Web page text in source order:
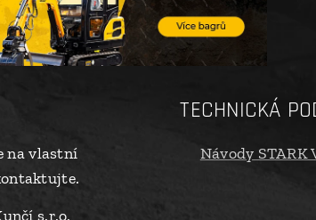
na vlastní
s.r.o.
TECHNICKÁ
Návody STARK